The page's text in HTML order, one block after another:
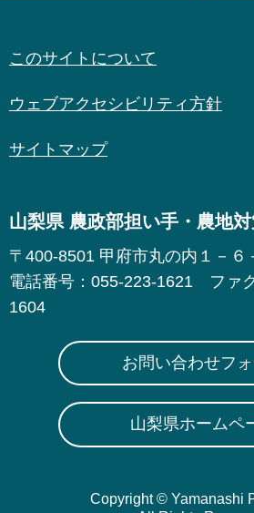
山梨県 農政部担い手・農地
〒400-8501 甲府市丸の内１－６
電話番号：055-223-1621 ファ
1604
このサイトについて
ウェブアクセシビリティ方針
サイトマップ
お問い合わせフ
山梨県ホームペ
Copyright © Yamanashi